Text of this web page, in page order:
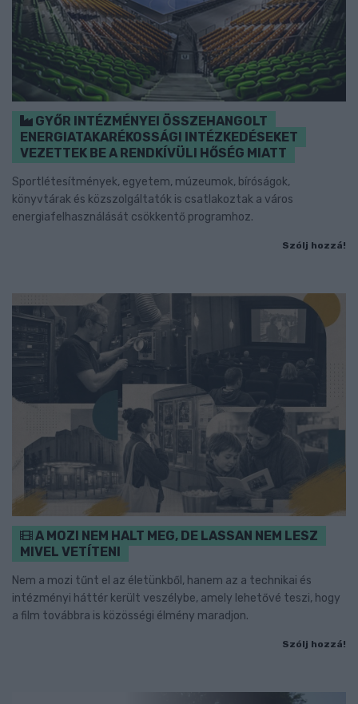
GYŐR INTÉZMÉNYEI ÖSSZEHANGOLT
ENERGIATAKARÉKOSSÁGI INTÉZKEDÉSEKET
VEZETTEK BE A RENDKÍVÜLI HŐSÉG MIATT
Sportlétesítmények, egyetem, múzeumok, bíróságok,
könyvtárak és közszolgáltatók is csatlakoztak a város
energiafelhasználását csökkentő programhoz.
Szólj hozzá!
A MOZI NEM HALT MEG, DE LASSAN NEM LESZ
MIVEL VETÍTENI
Nem a mozi tűnt el az életünkből, hanem az a technikai és
intézményi háttér került veszélybe, amely lehetővé teszi, hogy
a film továbbra is közösségi élmény maradjon.
Szólj hozzá!